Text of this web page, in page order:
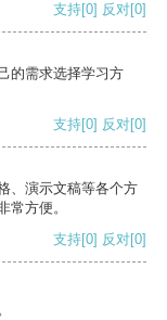
支持[0] 反对[0]
的需求选择学习方
支持[0] 反对[0]
、演示文稿等各个方
常方便。
支持[0] 反对[0]